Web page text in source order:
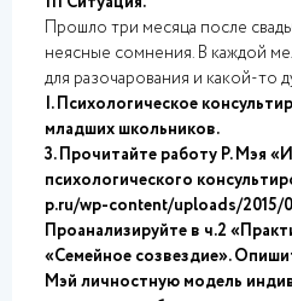
Прошло три месяца после
неясные сомнения. В каждой
для разочарования и какой-то
I. Психологическое
младших школьников.
3. Прочитайте работу Р. Мэя
психологического
p.ru/wp-content/uploads/
Проанализируйте в ч.2
«Семейное созвездие».
Мэй личностную модель